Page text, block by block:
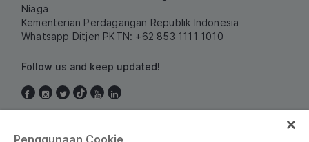
Niaga
Kementerian Perdagangan Republik Indonesia
Whatsapp Ditjen PKTN: +62 853 1111 1010
Follow us and keep updated!
Penggunaan Cookie